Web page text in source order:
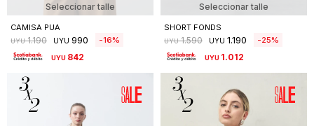
Seleccionar talle
CAMISA PUA
UYU 1.190 UYU 990 16
UYU 842
Seleccionar talle
SHORT FONDS
UYU 1.590 UYU 1.190 25
UYU 1.012